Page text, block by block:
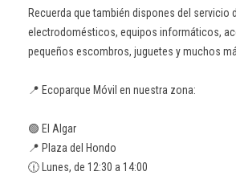
Recuerda que también dispones del
electrodomésticos, equipos informáticos,
pequeños escombros, juguetes y muchos
📍 Ecoparque Móvil en nuestra zona:
🟢 El Algar
📍 Plaza del Hondo
🕧 Lunes, de 12:30 a 14:00